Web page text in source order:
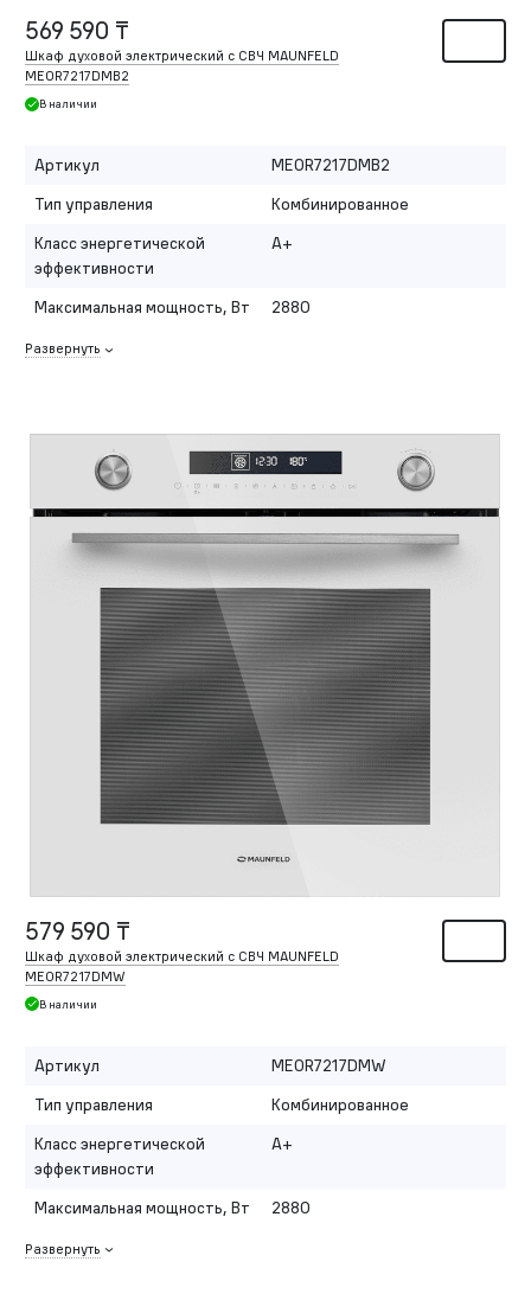
569 590 ₸
Шкаф духовой электрический с СВЧ MAUNFELD
MEOR7217DMB2
В наличии
Артикул
MEOR7217DMB2
Тип управления
Комбинированное
Класс энергетической
эффективности
A+
Максимальная мощность, Вт 2880
Развернуть
579 590 ₸
Шкаф духовой электрический с СВЧ MAUNFELD
MEOR7217DMW
В наличии
Артикул
MEOR7217DMW
Тип управления
Комбинированное
Класс энергетической
эффективности
A+
Максимальная мощность, Вт 2880
Развернуть